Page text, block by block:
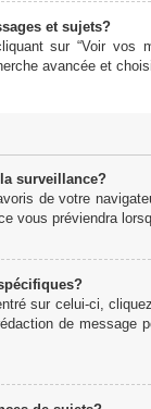
et sujets?
sur “Voir vos
avancée et
surveillance?
de votre
vous préviendra
sur celui-ci,
de message